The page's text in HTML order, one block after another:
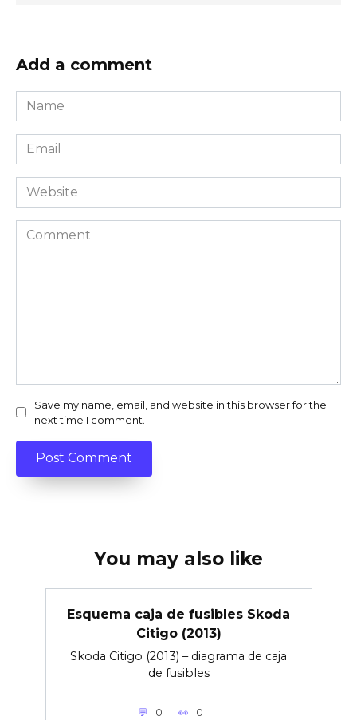
Add a comment
Name
*
Email
*
Website
Comment
Save my name, email, and website in this browser for the
next time I comment.
You may also like
Esquema caja de fusibles Skoda
Citigo (2013)
Skoda Citigo (2013) – diagrama de caja
de fusibles
0 0